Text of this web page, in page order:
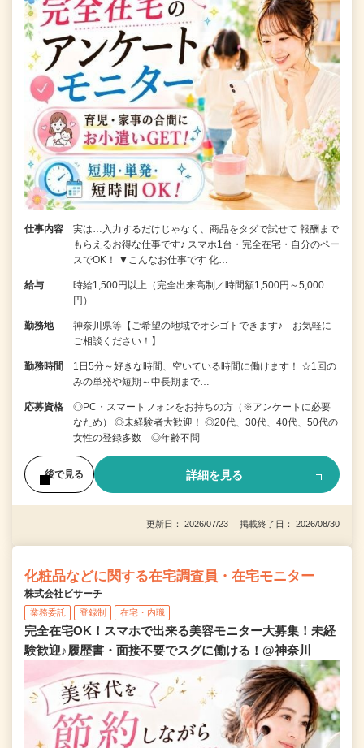
仕事内容
実は…入力するだけじゃなく、商品をタダで試せて 報酬まで
もらえるお得な仕事です♪ スマホ1台・完全在宅・自分のペー
スでOK！ ▼こんなお仕事です 化…
給与
時給1,500円以上（完全出来高制／時間額1,500円～5,000
円）
勤務地
神奈川県等【ご希望の地域でオシゴトできます♪ お気軽に
ご相談ください！】
勤務時間
1日5分～好きな時間、空いている時間に働けます！ ☆1回の
みの単発や短期～中長期まで…
応募資格
◎PC・スマートフォンをお持ちの方（※アンケートに必要
なため） ◎未経験者大歓迎！ ◎20代、30代、40代、50代の
女性の登録多数 ◎年齢不問
後で見る 詳細を見る
更新日： 2026/07/23 掲載終了日： 2026/08/30
化粧品などに関する在宅調査員・在宅モニター
株式会社ビサーチ
業務委託 登録制 在宅・内職
完全在宅OK！スマホで出来る美容モニター大募集！未経
験歓迎♪履歴書・面接不要でスグに働ける！@神奈川